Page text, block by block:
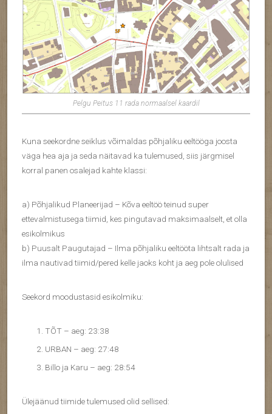
Pelgu Peitus 11 rada normaalsel kaardil
Kuna seekordne seiklus võimaldas põhjaliku eeltööga joosta
väga hea aja ja seda näitavad ka tulemused, siis järgmisel
korral panen osalejad kahte klassi:
a) Põhjalikud Planeerijad – Kõva eeltöö teinud super
ettevalmistusega tiimid, kes pingutavad maksimaalselt, et olla
esikolmikus
b) Puusalt Paugutajad – Ilma põhjaliku eeltööta lihtsalt rada ja
ilma nautivad tiimid/pered kelle jaoks koht ja aeg pole olulised
Seekord moodustasid esikolmiku:
TÕT – aeg: 23:38
URBAN – aeg: 27:48
Billo ja Karu – aeg: 28:54
Ülejäänud tiimide tulemused olid sellised: